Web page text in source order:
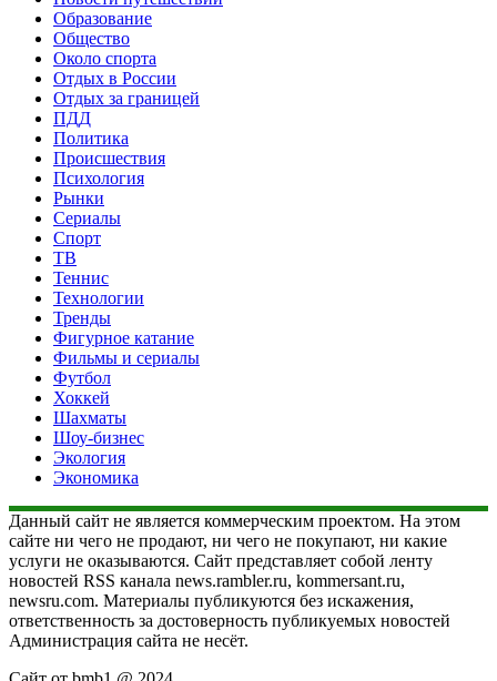
Образование
Общество
Около спорта
Отдых в России
Отдых за границей
ПДД
Политика
Происшествия
Психология
Рынки
Сериалы
Спорт
ТВ
Теннис
Технологии
Тренды
Фигурное катание
Фильмы и сериалы
Футбол
Хоккей
Шахматы
Шоу-бизнес
Экология
Экономика
Данный сайт не является коммерческим проектом. На этом
сайте ни чего не продают, ни чего не покупают, ни какие
услуги не оказываются. Сайт представляет собой ленту
новостей RSS канала news.rambler.ru, kommersant.ru,
newsru.com. Материалы публикуются без искажения,
ответственность за достоверность публикуемых новостей
Администрация сайта не несёт.